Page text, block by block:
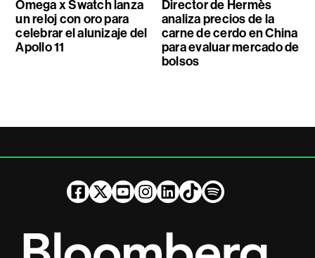
Omega x Swatch lanza
un reloj con oro para
celebrar el alunizaje del
Apollo 11
Director de Hermès
analiza precios de la
carne de cerdo en China
para evaluar mercado de
bolsos